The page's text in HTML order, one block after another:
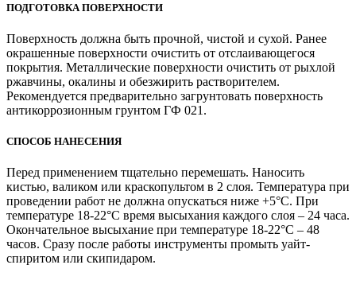
ПОДГОТОВКА ПОВЕРХНОСТИ
Поверхность должна быть прочной, чистой и сухой. Ранее
окрашенные поверхности очистить от отслаивающегося
покрытия. Металлические поверхности очис­тить от рыхлой
ржавчины, окалины и обезжирить растворителем.
Рекомендуется предварительно загрунтовать поверхность
антикоррозионным грунтом ГФ 021.
СПОСОБ НАНЕСЕНИЯ
Перед применением тщательно перемешать. Наносить
кистью, валиком или краскопультом в 2 слоя. Температура при
проведении работ не должна опускаться ниже +5°С. При
температуре 18-22°С время высыхания каждого слоя – 24 часа.
Окончательное высыхание при температуре 18-22°С – 48
часов. Сразу после работы инструменты промыть уайт-
спиритом или скипидаром.